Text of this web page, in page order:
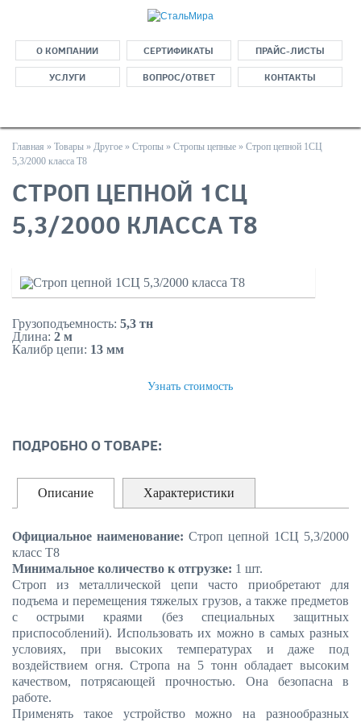
О КОМПАНИИ СЕРТИФИКАТЫ
ПРАЙС-ЛИСТЫ
УСЛУГИ
ВОПРОС/ОТВЕТ КОНТАКТЫ
Главная » Товары » Другое » Стропы » Стропы цепные » Строп цепной 1СЦ
5,3/2000 класса Т8
СТРОП ЦЕПНОЙ 1СЦ
5,3/2000 КЛАССА Т8
Грузоподъемность: 5,3 тн
Длина: 2 м
Калибр цепи: 13 мм
Узнать стоимость
ПОДРОБНО О ТОВАРЕ:
Описание Характеристики
Официальное наименование: Строп цепной 1СЦ 5,3/2000
класс Т8
Минимальное количество к отгрузке: 1 шт.
Строп из металлической цепи часто приобретают для
подъема и перемещения тяжелых грузов, а также предметов
с острыми краями (без специальных защитных
приспособлений). Использовать их можно в самых разных
условиях, при высоких температурах и даже под
воздействием огня. Стропа на 5 тонн обладает высоким
качеством, потрясающей прочностью. Она безопасна в
работе.
Применять такое устройство можно на разнообразных